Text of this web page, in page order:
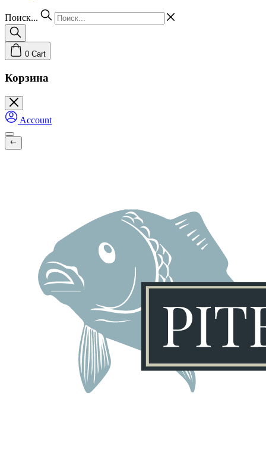
Поиск...
0 Cart
Корзина
Account